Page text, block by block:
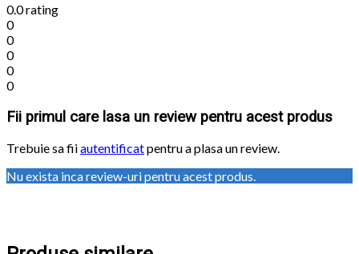
0.0rating
0
0
0
0
0
Fii primul care lasa un review pentru acest produs
Trebuie sa fiiautentificatpentru a plasa un review.
Nu exista inca review-uri pentru acest produs.